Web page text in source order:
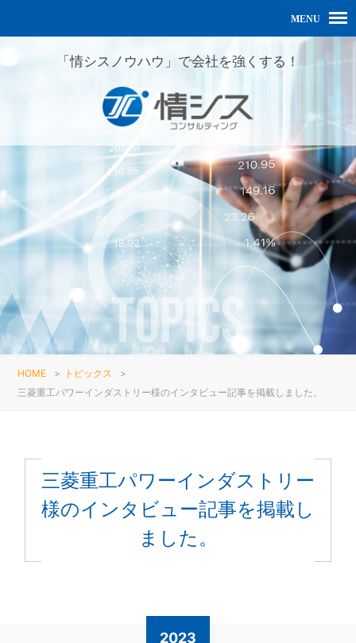
「情シスノウハウ」で会社を強くする！
TOPICS
HOME > トピックス
>
三菱重工パワーインダストリー様のインタビュー記事を掲載しました。
三菱重工パワーインダストリー
様のインタビュー記事を掲載し
ました。
2023